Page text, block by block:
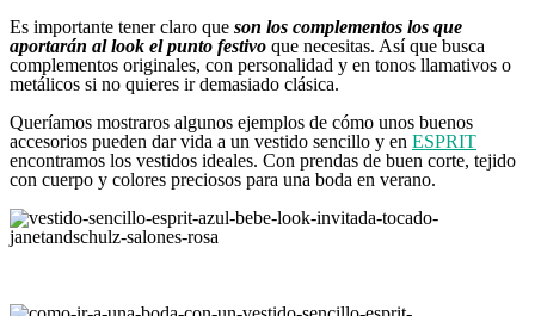
Es importante tener claro que son los complementos los que
aportarán al look el punto festivo que necesitas. Así que busca
complementos originales, con personalidad y en tonos llamativos o
metálicos si no quieres ir demasiado clásica.
Queríamos mostraros algunos ejemplos de cómo unos buenos
accesorios pueden dar vida a un vestido sencillo y en ESPRIT
encontramos los vestidos ideales. Con prendas de buen corte, tejido
con cuerpo y colores preciosos para una boda en verano.